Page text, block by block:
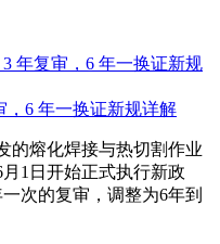
，6 年一换证新规详解
的熔化焊接与热切割作业
1日开始正式执行新政
次的复审，调整为6年到